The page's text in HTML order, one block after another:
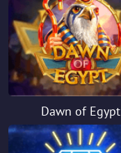
Dawn of Egypt